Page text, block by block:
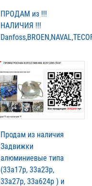
ПРОДАМ из !!!
НАЛИЧИЯ !!!
Продам из наличия
Задвижки
алюминиевые типа
(33а17р, 33а23р,
33а27р, 33а624р ) и